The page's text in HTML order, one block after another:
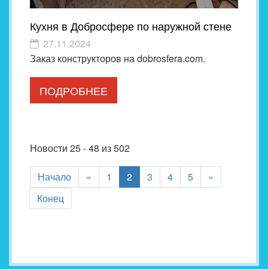
Кухня в Добросфере по наружной стене
27.11.2024
Заказ конструкторов на dobrosfera.com.
ПОДРОБНЕЕ
Новости 25 - 48 из 502
Начало « 1 2(current)
3 4 5
»
Конец